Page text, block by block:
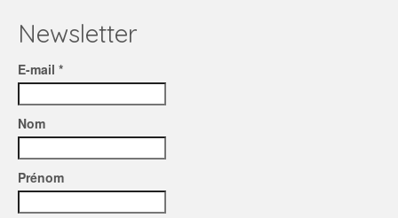
Newsletter
E-mail *
Nom
Prénom